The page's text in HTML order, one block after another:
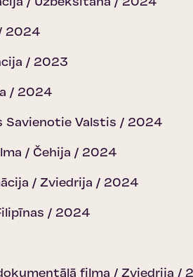
2024
/ 2023
/ 2024
Savienotie Valstis / 2024
/ Čehija / 2024
/ Zviedrija / 2024
/ 2024
filma / Zviedrija /